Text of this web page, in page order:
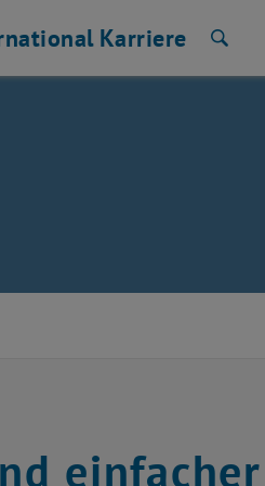
Karriere
einfacher